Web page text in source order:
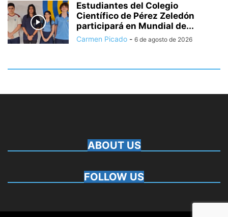
Estudiantes del Colegio
Científico de Pérez Zeledón
participará en Mundial de...
Carmen Picado - 6 de agosto de 2026
ABOUT US
FOLLOW US